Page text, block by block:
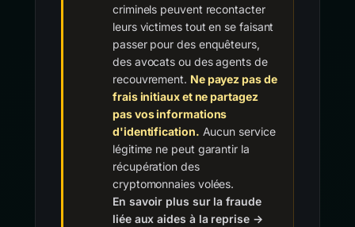
criminels peuvent recontacter
leurs victimes tout en se faisant
passer pour des enquêteurs,
des avocats ou des agents de
recouvrement. Ne payez pas de
frais initiaux et ne partagez
pas vos informations
d'identification. Aucun service
légitime ne peut garantir la
récupération des
cryptomonnaies volées.
En savoir plus sur la fraude
liée aux aides à la reprise →